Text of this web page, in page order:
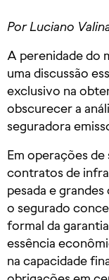
Por Luciano
A perenidade do
uma discussão
exclusivo na
obscurecer a
seguradora
Em operações
contratos de
pesada e
o segurado
formal da
essência
na capacidade